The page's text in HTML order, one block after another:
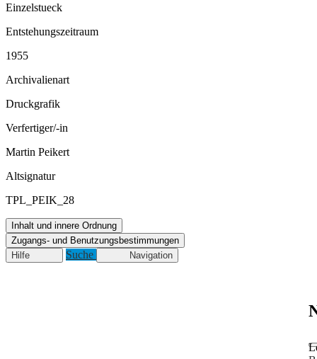
Einzelstueck
Entstehungszeitraum
1955
Archivalienart
Druckgrafik
Verfertiger/-in
Martin Peikert
Altsignatur
TPL_PEIK_28
Inhalt und innere Ordnung
Zugangs- und Benutzungsbestimmungen
Hilfe
Suche Navigation